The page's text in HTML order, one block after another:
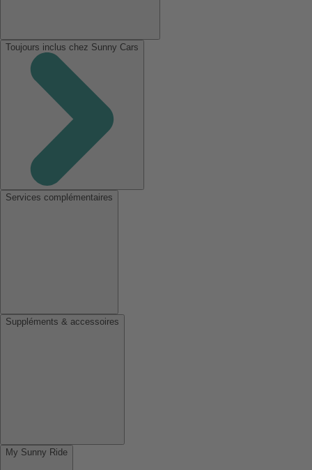
Toujours inclus chez Sunny Cars
Services complémentaires
Suppléments & accessoires
My Sunny Ride